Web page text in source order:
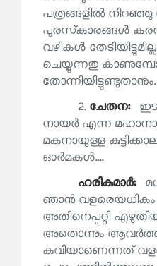
പത്രങ്ങളിൽ നിറഞ്ഞു
പുരസ്‌കാരങ്ങൾ
വഴികൾ
ചെയ്യുന്നതു
തോന്നിയിട്ടുണ്ടുതാനും.
2. ചേതന:
നായർ എന്ന
മകനായുള്ള
ഓർമകൾ....
ഹരികുമാര്‍:
ഞാൻ
അതിനെപ്പറ്റി
അതൊന്നും
കവിയാണെന്നത്